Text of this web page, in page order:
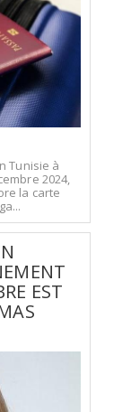
Tunisie à
2024,
la carte
EST